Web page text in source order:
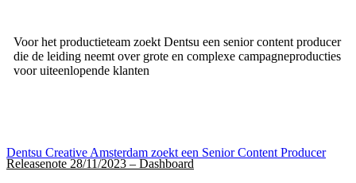
Voor het productieteam zoekt Dentsu een senior content producer
die de leiding neemt over grote en complexe campagneproducties
voor uiteenlopende klanten
Dentsu Creative Amsterdam zoekt een Senior Content Producer
Releasenote 28/11/2023 – Dashboard